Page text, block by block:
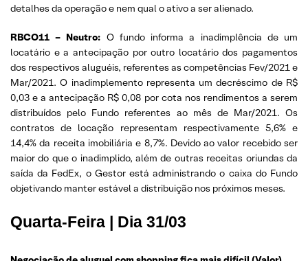
detalhes da operação e nem qual o ativo a ser alienado.
RBCO11 – Neutro: O fundo informa a inadimplência de um
locatário e a antecipação por outro locatário dos pagamentos
dos respectivos aluguéis, referentes as competências Fev/2021 e
Mar/2021. O inadimplemento representa um decréscimo de R$
0,03 e a antecipação R$ 0,08 por cota nos rendimentos a serem
distribuídos pelo Fundo referentes ao mês de Mar/2021. Os
contratos de locação representam respectivamente 5,6% e
14,4% da receita imobiliária e 8,7%. Devido ao valor recebido ser
maior do que o inadimplido, além de outras receitas oriundas da
saída da FedEx, o Gestor está administrando o caixa do Fundo
objetivando manter estável a distribuição nos próximos meses.
Quarta-Feira | Dia 31/03